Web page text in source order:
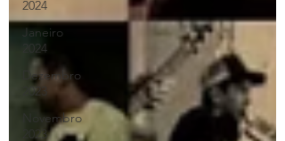
2024
Janeiro
2024
Dezembro
2023
Novembro
2023